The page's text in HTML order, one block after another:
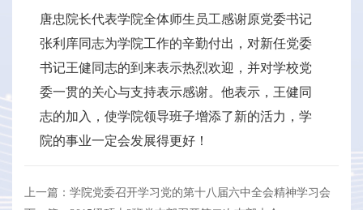
唐忠院长代表学院全体师生员工感谢原党委书记
张利庠同志为学院工作的辛勤付出，对新任党委
书记王健同志的到来表示热烈欢迎，并对学校党
委一贯的关心与支持表示感谢。他表示，王健同
志的加入，使学院领导班子增添了新的活力，学
院的事业一定会发展得更好！
上一篇：学院党委召开学习党的第十八届六中全会精神学习会